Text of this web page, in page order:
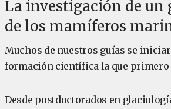
La investigación de un
de los mamíferos
Muchos de nuestros guías se
formación científica la que primero
Desde postdoctorados en